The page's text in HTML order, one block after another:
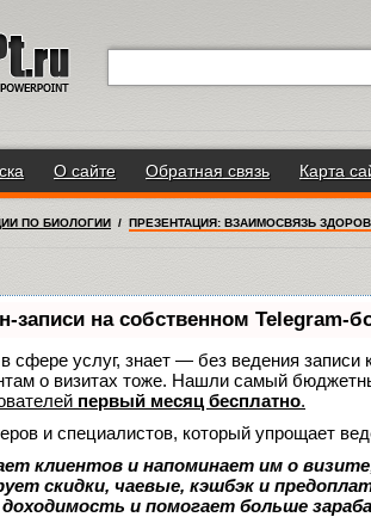
О сайте Обратная связь Карта
ПО БИОЛОГИИ / ПРЕЗЕНТАЦИЯ: ВЗАИМОСВЯЗЬ
записи на собственном Telegram-
в сфере услуг, знает — без ведения
о визитах тоже. Нашли самый
первый месяц бесплатно.
и специалистов, который упрощает
клиентов и напоминает им о
скидки, чаевые, кэшбэк и
и помогает больше